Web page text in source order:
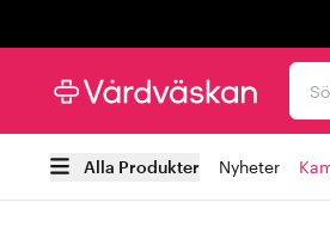
Alla Produkter Nyheter